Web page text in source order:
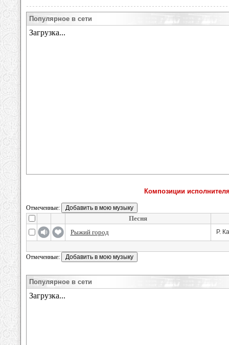
Популярное в сети
Композиции
Отмеченные:
Песня
Рыжий город
Р.
Отмеченные:
Популярное в сети